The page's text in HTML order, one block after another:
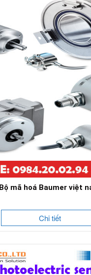
Bộ mã hoá Baumer việt
Chi tiết